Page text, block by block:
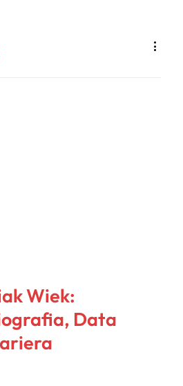
Wiek:
Data